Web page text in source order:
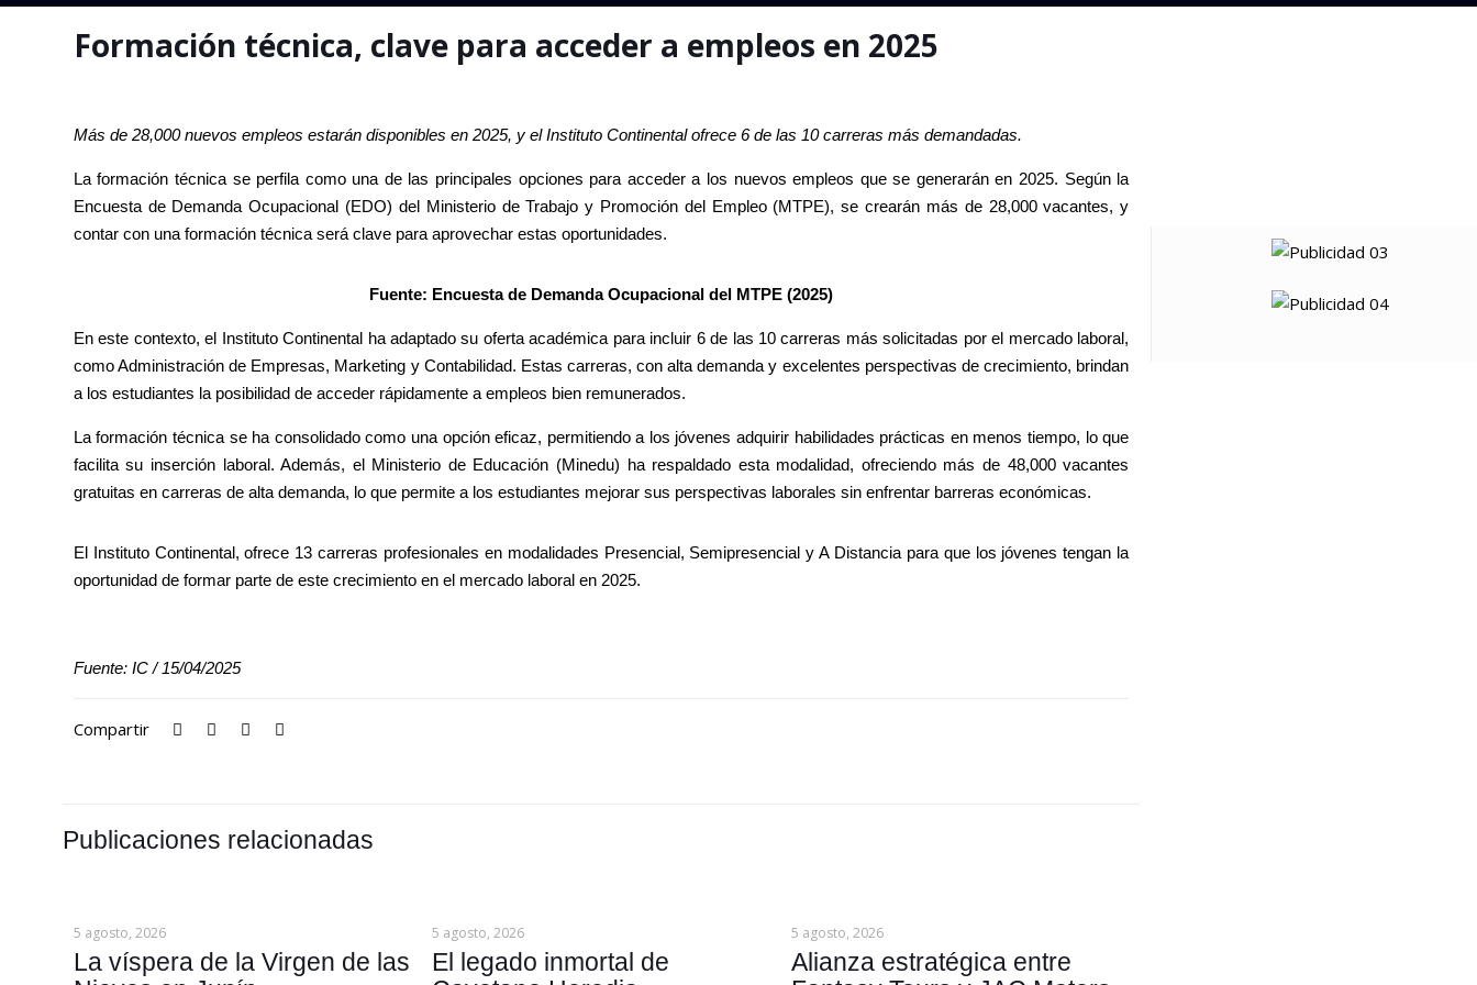
Formación técnica, clave para acceder a empleos en 2025
Más de 28,000 nuevos empleos estarán disponibles en 2025, y el Instituto Continental ofrece 6 de las 10 carreras más demandadas.
La formación técnica se perfila como una de las principales opciones para acceder a los nuevos empleos que se generarán en 2025. Según la
Encuesta de Demanda Ocupacional (EDO) del Ministerio de Trabajo y Promoción del Empleo (MTPE), se crearán más de 28,000 vacantes, y
contar con una formación técnica será clave para aprovechar estas oportunidades.
Fuente: Encuesta de Demanda Ocupacional del MTPE (2025)
En este contexto, el Instituto Continental ha adaptado su oferta académica para incluir 6 de las 10 carreras más solicitadas por el mercado laboral,
como Administración de Empresas, Marketing y Contabilidad. Estas carreras, con alta demanda y excelentes perspectivas de crecimiento, brindan
a los estudiantes la posibilidad de acceder rápidamente a empleos bien remunerados.
La formación técnica se ha consolidado como una opción eficaz, permitiendo a los jóvenes adquirir habilidades prácticas en menos tiempo, lo que
facilita su inserción laboral. Además, el Ministerio de Educación (Minedu) ha respaldado esta modalidad, ofreciendo más de 48,000 vacantes
gratuitas en carreras de alta demanda, lo que permite a los estudiantes mejorar sus perspectivas laborales sin enfrentar barreras económicas.
El Instituto Continental, ofrece 13 carreras profesionales en modalidades Presencial, Semipresencial y A Distancia para que los jóvenes tengan la
oportunidad de formar parte de este crecimiento en el mercado laboral en 2025.
Fuente: IC / 15/04/2025
Compartir
Publicaciones relacionadas
5 agosto, 2026
La víspera de la Virgen de las
5 agosto, 2026
El legado inmortal de
5 agosto, 2026
Alianza estratégica entre